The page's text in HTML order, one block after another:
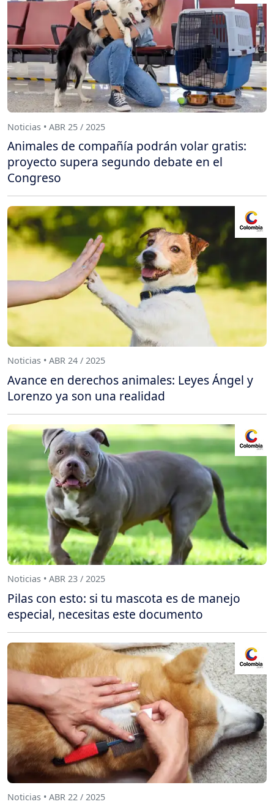
Noticias • ABR 25 / 2025
Animales de compañía podrán volar gratis:
proyecto supera segundo debate en el
Congreso
Noticias • ABR 24 / 2025
Avance en derechos animales: Leyes Ángel y
Lorenzo ya son una realidad
Noticias • ABR 23 / 2025
Pilas con esto: si tu mascota es de manejo
especial, necesitas este documento
Noticias • ABR 22 / 2025